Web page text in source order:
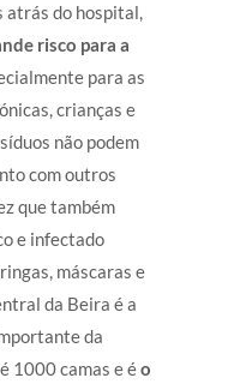
atrás do hospital,
risco para a
para as
crianças e
não podem
com outros
que também
e infectado
máscaras e
da Beira é a
da
1000 camas e éo